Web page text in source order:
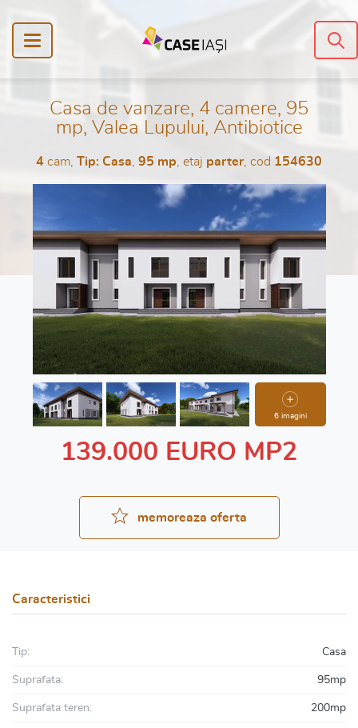
Casa de vanzare, 4 camere, 95
mp, Valea Lupului, Antibiotice
4 cam, Tip: Casa 95 mp , etaj parter, cod 154630
6 imagini
139.000 EURO MP2
memoreaza oferta
Caracteristici
Tip: Casa
Suprafata: 95mp
Suprafata teren: 200mp